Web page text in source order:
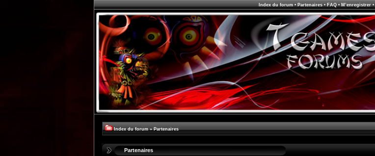
Index du forum• Partenaires• FAQ• M’enregistrer•
Index du forum » Partenaires
Partenaires